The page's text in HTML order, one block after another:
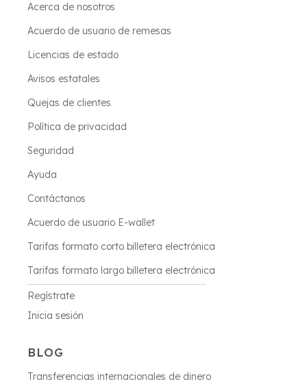
Acerca de nosotros
Acuerdo de usuario de remesas
Licencias de estado
Avisos estatales
Quejas de clientes
Política de privacidad
Seguridad
Ayuda
Contáctanos
Acuerdo de usuario E-wallet
Tarifas formato corto billetera electrónica
Tarifas formato largo billetera electrónica
Regístrate
Inicia sesión
BLOG
Transferencias internacionales de dinero